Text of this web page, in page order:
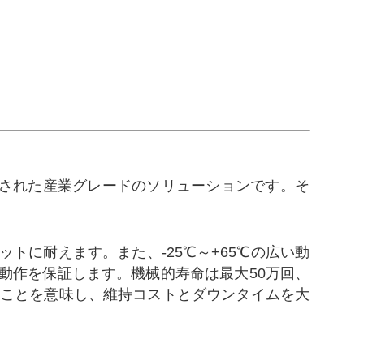
れた産業グレードのソリューションです。そ
トに耐えます。また、-25℃～+65℃の広い動
を保証します。機械的寿命は最大50万回、
とを意味し、維持コストとダウンタイムを大